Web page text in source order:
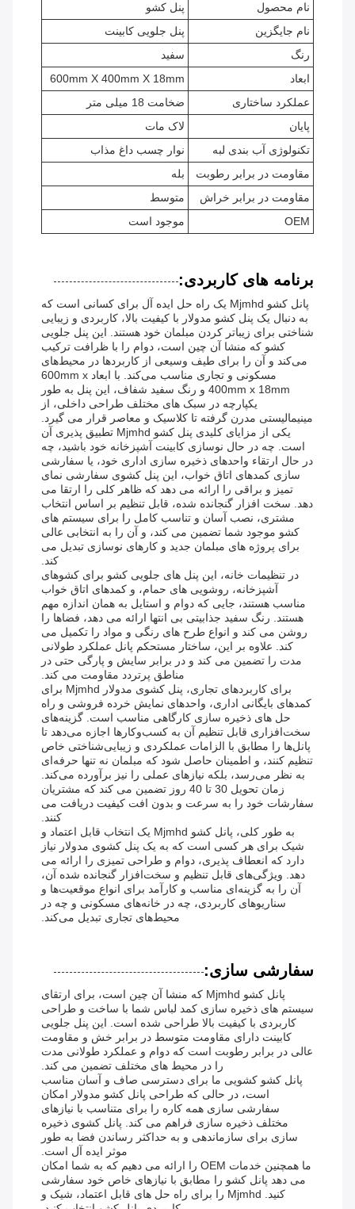
نام محصول
پنل کشو
نام جایگزین
پنل جلویی کابینت
رنگ
سفید
ابعاد
600mm X 400mm X 18mm
عملکرد ساختاری
ضخامت 18 میلی متر
پایان
لاک مات
تکنولوژی آب بندی لبه
نوار چسب داغ مذاب
مقاومت در برابر رطوبت
بله
مقاومت در برابر خراش
متوسط
OEM
موجود است
برنامه های کاربردی:
پانل کشو Mjmhd یک راه حل ایده آل برای کسانی است که
به دنبال یک پنل کشو مدولار با کیفیت بالا، کاربردی و زیبایی
شناختی برای زیباتر کردن مبلمان خود هستند. این پنل جلویی
کشو که منشا آن چین است، دوام را با ظرافت ترکیب
می‌کند و آن را برای طیف وسیعی از کاربردها در محیط‌های
مسکونی و تجاری مناسب می‌کند. با ابعاد 600mm x
400mm x 18mm و رنگ سفید شفاف، این پنل به طور
یکپارچه در سبک های مختلف طراحی داخلی، از
مینیمالیستی مدرن گرفته تا کلاسیک و معاصر قرار می گیرد.
یکی از مزایای کلیدی پنل کشو Mjmhd تطبیق پذیری آن
است. چه در حال نوسازی کابینت آشپزخانه خود باشید، چه
در حال ارتقاء واحدهای ذخیره سازی اداری خود، یا سفارشی
سازی کمدهای اتاق خواب، این پنل کشوی سفارشی نمای
تمیز و براقی را ارائه می دهد که ظاهر کلی را ارتقا می
دهد. سخت افزار گنجانده شده، قابل تنظیم بر اساس انتخاب
مشتری، نصب آسان و تناسب کامل را برای سیستم های
کشو موجود شما تضمین می کند، و آن را به انتخابی عالی
برای پروژه های مبلمان جدید و کارهای نوسازی تبدیل می
کند.
در تنظیمات خانه، این پنل های جلویی کشو برای کشوهای
آشپزخانه، روشویی های حمام، و کمدهای اتاق خواب
مناسب هستند، جایی که دوام و استایل به همان اندازه مهم
هستند. رنگ سفید جذابیتی بی انتها ارائه می دهد، فضاها را
روشن می کند و انواع طرح های رنگی و مواد را تکمیل می
کند. علاوه بر این، ساختار مستحکم پانل عملکرد طولانی
مدت را تضمین می کند و در برابر سایش و پارگی حتی در
مناطق پرتردد مقاومت می کند.
برای کاربردهای تجاری، پنل کشوی مدولار Mjmhd برای
کمدهای بایگانی اداری، واحدهای نمایش خرده فروشی و راه
حل های ذخیره سازی کارگاهی مناسب است. گزینه‌های
سخت‌افزاری قابل تنظیم آن به کسب‌وکارها اجازه می‌دهد تا
پانل‌ها را مطابق با الزامات عملکردی و زیبایی‌شناختی خاص
تنظیم کنند، و اطمینان حاصل شود که مبلمان نه تنها حرفه‌ای
به نظر می‌رسد، بلکه نیازهای عملی را نیز برآورده می‌کند.
زمان تحویل 30 تا 40 روز تضمین می کند که مشتریان
سفارشات خود را به سرعت و بدون افت کیفیت دریافت می
کنند.
به طور کلی، پانل کشو Mjmhd یک انتخاب قابل اعتماد و
شیک برای هر کسی است که به یک پنل کشوی مدولار نیاز
دارد که انعطاف پذیری، دوام و طراحی تمیزی را ارائه می
دهد. ویژگی‌های قابل تنظیم و سخت‌افزار گنجانده شده آن،
آن را به گزینه‌ای مناسب و کارآمد برای انواع موقعیت‌ها و
سناریوهای کاربردی، چه در خانه‌های مسکونی و چه در
محیط‌های تجاری تبدیل می‌کند.
سفارشی سازی:
پانل کشو Mjmhd که منشا آن چین است، برای ارتقای
سیستم های ذخیره سازی کمد لباس شما با ساخت و طراحی
کاربردی با کیفیت بالا طراحی شده است. این پنل جلویی
کابینت دارای مقاومت متوسط ​​در برابر خش و مقاومت
عالی در برابر رطوبت است که دوام و عملکرد طولانی مدت
را در محیط های مختلف تضمین می کند.
پانل کشو کشویی ما برای دسترسی صاف و آسان مناسب
است، در حالی که طراحی پانل کشو مدولار امکان
سفارشی سازی همه کاره را برای متناسب با نیازهای
مختلف ذخیره سازی فراهم می کند. پانل کشوی ذخیره
سازی برای سازماندهی و به حداکثر رساندن فضا به طور
موثر ایده آل است.
ما همچنین خدمات OEM را ارائه می دهیم که به شما امکان
می دهد پانل کشو را مطابق با نیازهای خاص خود سفارشی
کنید. Mjmhd را برای راه حل های قابل اعتماد، شیک و